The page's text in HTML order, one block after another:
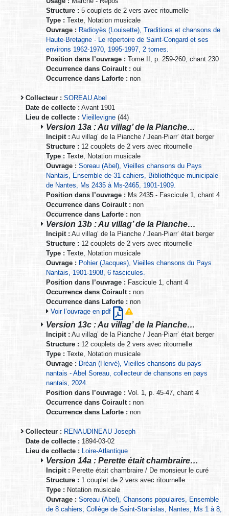
Structure : 5 couplets de 2 vers avec ritournelle
Type : Texte, Notation musicale
Ouvrage : Radioyès (Louisette), Traditions et chansons de
Haute-Bretagne - Le répertoire de Saint-Congard et ses
environs 1962-1970, 1995-1997, 2 tomes.
Position dans l’ouvrage : Tome II, p. 259-260, chant 230
Occurrence dans Coirault : oui
Occurrence dans Laforte : non
Collecteur : SOREAU Abel
Date de collecte : Avant 1901
Lieu de collecte : Vieillevigne (44)
Version 13a : Au villag’ de la Pianche…
Incipit : Au villag’ de la Pianche / Jean-Piarr’ était berger
Structure : 12 couplets de 2 vers avec ritournelle
Type : Texte, Notation musicale
Ouvrage : Soreau (Abel), Vieilles chansons du Pays
Nantais, Ensemble de 31 cahiers, Bibliothèque municipale
de Nantes, Ms 2435 à Ms-2465, 1901-1909.
Position dans l’ouvrage : Ms 2435 - Fascicule 1, chant 4
Occurrence dans Coirault : non
Occurrence dans Laforte : non
Version 13b : Au villag’ de la Pianche…
Incipit : Au villag’ de la Pianche / Jean-Piarr’ était berger
Structure : 12 couplets de 2 vers avec ritournelle
Type : Texte, Notation musicale
Ouvrage : Pohier (Jacques), Vieilles chansons du Pays
Nantais, 1901-1908, 6 fascicules.
Position dans l’ouvrage : Fascicule 1, chant 4
Occurrence dans Coirault : non
Occurrence dans Laforte : non
Voir l’ouvrage en pdf
Version 13c : Au villag’ de la Pianche…
Incipit : Au villag’ de la Pianche / Jean-Piarr’ était berger
Structure : 12 couplets de 2 vers avec ritournelle
Type : Texte, Notation musicale
Ouvrage : Dréan (Hervé), Vieilles chansons du pays
nantais - Abel Soreau, collecteur de chansons en pays
nantais, 2024.
Position dans l’ouvrage : Vol. 1, p. 45-47, chant 4
Occurrence dans Coirault : non
Occurrence dans Laforte : non
Collecteur : RENAUDINEAU Joseph
Date de collecte : 1894-03-02
Lieu de collecte : Loire-Atlantique
Version 14a : Perette était chambraire…
Incipit : Perette était chambraire / De monsieur le curé
Structure : 1 couplet de 2 vers avec ritournelle
Type : Notation musicale
Ouvrage : Soreau (Abel), Chansons populaires, Ensemble
de 8 cahiers, Collège de Saint-Stanislas, Nantes, Ms 1 à 8,